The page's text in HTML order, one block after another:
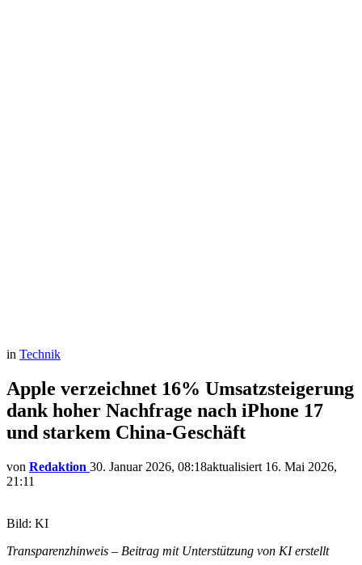
in Technik
Apple verzeichnet 16% Umsatzsteigerung
dank hoher Nachfrage nach iPhone 17
und starkem China-Geschäft
von Redaktion 30. Januar 2026, 08:18aktualisiert 16. Mai 2026,
21:11
Bild: KI
Transparenzhinweis – Beitrag mit Unterstützung von KI erstellt